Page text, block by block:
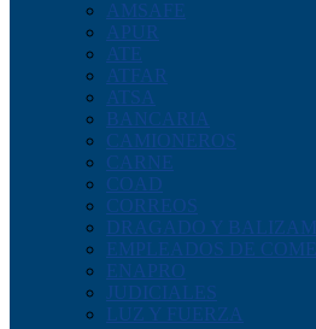
AMSAFE
APUR
ATE
ATFAR
ATSA
BANCARIA
CAMIONEROS
CARNE
COAD
CORREOS
DRAGADO Y
EMPLEADOS DE
ENAPRO
JUDICIALES
LUZ Y FUERZA